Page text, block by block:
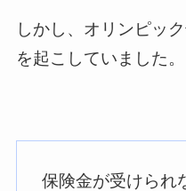
しかし、オリンピッ
を起こしていました。
保険金が受けられ